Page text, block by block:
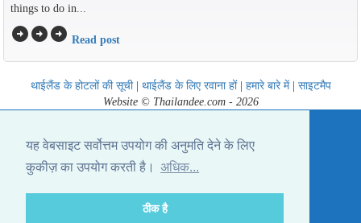
यह वेबसाइट सर्वोत्तम उपयोग की अनुमति देने के लिए
कुकीज़ का उपयोग करती है।
अधिक...
ठीक है
things to do in...
arrow_circle_rightarrow_circle_rightarrow_circle_right Read post
थाईलैंड के होटलों की सूची| थाईलैंड के लिए रवाना हों| हमारे बारे में| साइटमैप
Website © Thailandee.com - 2026